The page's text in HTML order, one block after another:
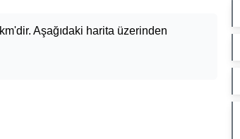
km'dir. Aşağıdaki harita üzerinden